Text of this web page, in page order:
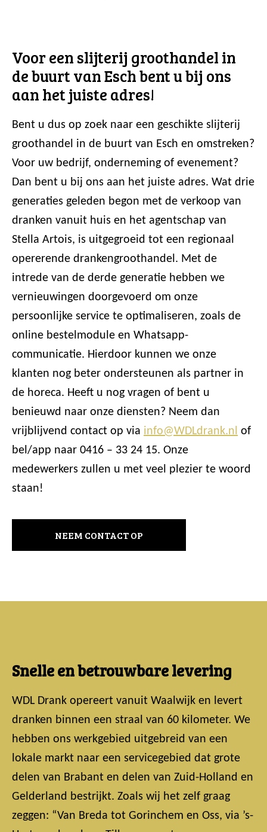
Voor een slijterij groothandel in
de buurt van Esch bent u bij ons
aan het juiste adres!
Bent u dus op zoek naar een geschikte slijterij
groothandel in de buurt van Esch en omstreken?
Voor uw bedrijf, onderneming of evenement?
Dan bent u bij ons aan het juiste adres. Wat drie
generaties geleden begon met de verkoop van
dranken vanuit huis en het agentschap van
Stella Artois, is uitgegroeid tot een regionaal
opererende drankengroothandel. Met de
intrede van de derde generatie hebben we
vernieuwingen doorgevoerd om onze
persoonlijke service te optimaliseren, zoals de
online bestelmodule en Whatsapp-
communicatie. Hierdoor kunnen we onze
klanten nog beter ondersteunen als partner in
de horeca. Heeft u nog vragen of bent u
benieuwd naar onze diensten? Neem dan
vrijblijvend contact op via info@WDLdrank.nl of
bel/app naar 0416 – 33 24 15. Onze
medewerkers zullen u met veel plezier te woord
staan!
NEEM CONTACT OP
Snelle en betrouwbare levering
WDL Drank opereert vanuit Waalwijk en levert
dranken binnen een straal van 60 kilometer. We
hebben ons werkgebied uitgebreid van een
lokale markt naar een servicegebied dat grote
delen van Brabant en delen van Zuid-Holland en
Gelderland bestrijkt. Zoals wij het zelf graag
zeggen: “Van Breda tot Gorinchem en Oss, via ’s-